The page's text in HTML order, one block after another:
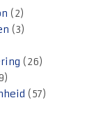
(2)
(3)
(26)
(57)